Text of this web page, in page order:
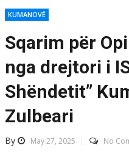
KUMANOVË
Sqarim për
nga drejtori i
Shëndetit”
Zulbeari
By May 27, 2025 No